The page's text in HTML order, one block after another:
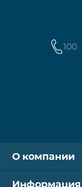
100
О компании
Информация